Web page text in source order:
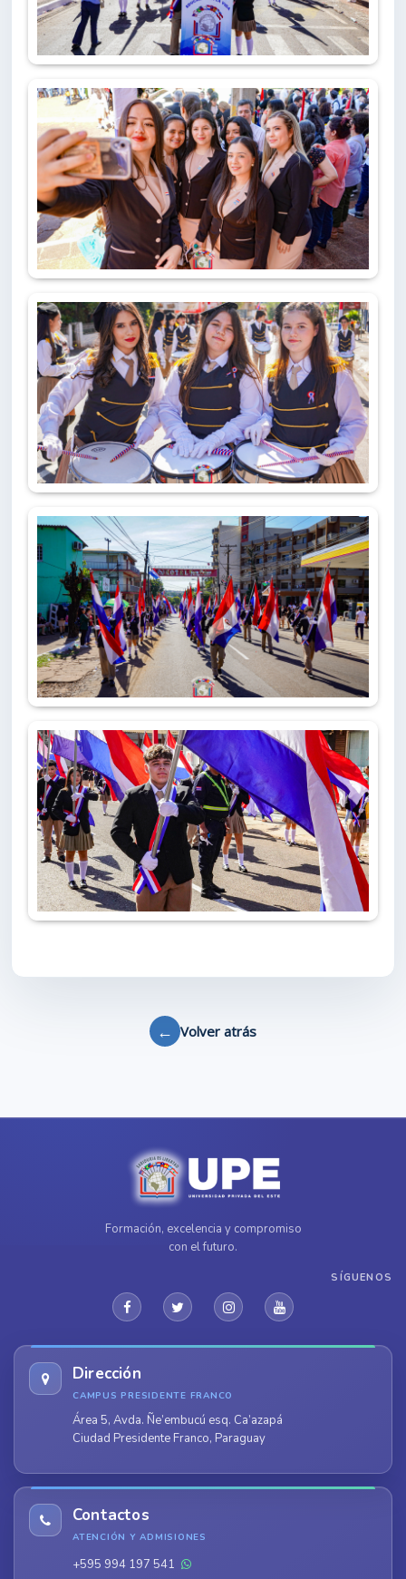
← Volver atrás
Formación, excelencia y compromiso
con el futuro.
SÍGUENOS
Dirección
CAMPUS PRESIDENTE FRANCO
Área 5, Avda. Ñe’embucú esq. Ca’azapá
Ciudad Presidente Franco, Paraguay
Contactos
ATENCIÓN Y ADMISIONES
+595 994 197 541